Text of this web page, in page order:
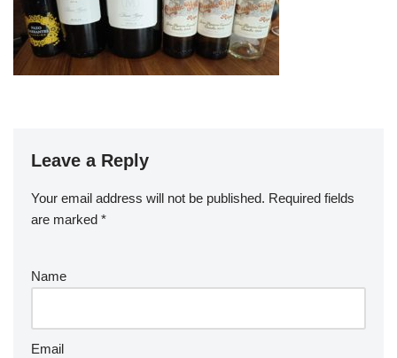
Leave a Reply
Your email address will not be published. Required fields
are marked *
Name
Email